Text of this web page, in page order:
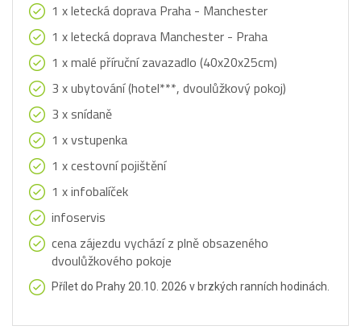
1 x letecká doprava Praha - Manchester
1 x letecká doprava Manchester - Praha
1 x malé příruční zavazadlo (40x20x25cm)
3 x ubytování (hotel***, dvoulůžkový pokoj)
3 x snídaně
1 x vstupenka
1 x cestovní pojištění
1 x infobalíček
infoservis
cena zájezdu vychází z plně obsazeného
dvoulůžkového pokoje
Přílet do Prahy 20.10. 2026 v brzkých ranních hodinách.